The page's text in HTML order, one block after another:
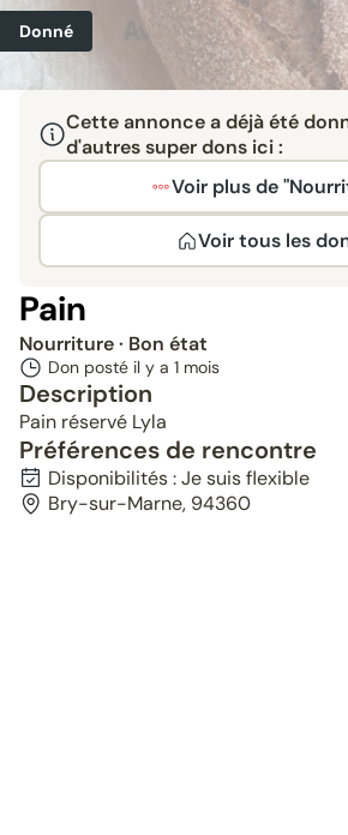
Donné
Cette annonce a déjà été
d'autres super dons ici :
Voir plus de
Voir tous les
Pain
Nourriture· Bon état
Don posté il y a 1 mois
Description
Pain réservé Lyla
Préférences de rencontre
Disponibilités : Je suis flexible
Bry-sur-Marne, 94360